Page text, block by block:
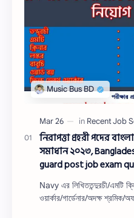
নিরাপত্তা প্রহরী পদের
সমাধান ২০২৩,
guard post job exam
Navy এর লিখিততন্দুরচী/এমটি
ওয়ার্কার/গার্ডেনার/অদক্ষ শ্রমিক/